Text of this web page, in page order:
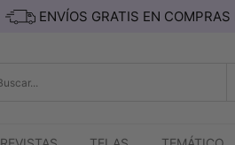
ENVÍOS GRATIS EN